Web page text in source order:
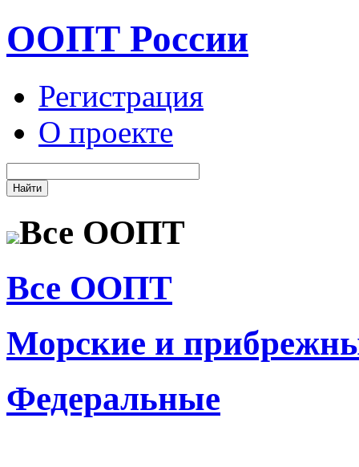
ООПТ России
Регистрация
О проекте
Все ООПТ
Все ООПТ
Морские и
Федеральные